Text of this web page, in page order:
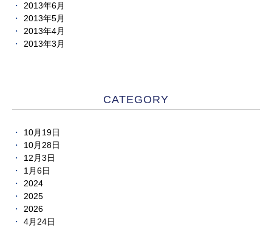
2013年6月
2013年5月
2013年4月
2013年3月
CATEGORY
10月19日
10月28日
12月3日
1月6日
2024
2025
2026
4月24日